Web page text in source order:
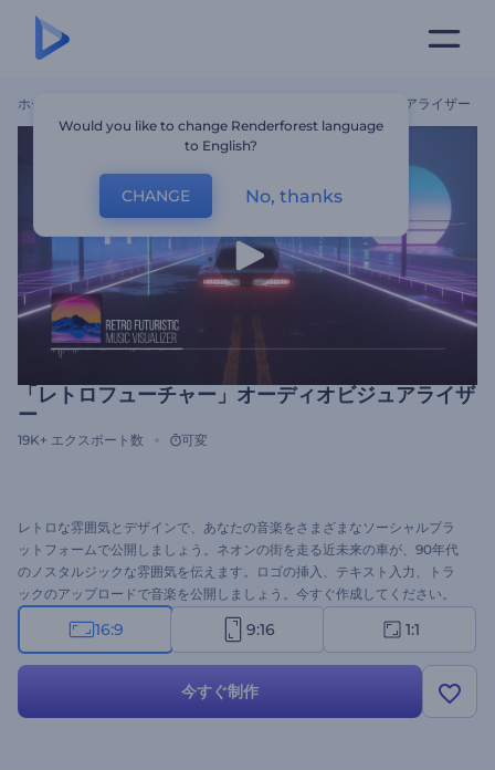
ホーム 「レトロフューチャー」オーディオビジュアライザー
「レトロフューチャー」オーディオビジュアライザ
ー
19K+ エクスポート数 可変
レトロな雰囲気とデザインで、あなたの音楽をさまざまなソーシャルプラ
ットフォームで公開しましょう。ネオンの街を走る近未来の車が、90年代
のノスタルジックな雰囲気を伝えます。ロゴの挿入、テキスト入力、トラ
ックのアップロードで音楽を公開しましょう。今すぐ作成してください。
16:9 9:16 1:1
今すぐ制作
Would you like to change Renderforest language
to English?
CHANGE No, thanks